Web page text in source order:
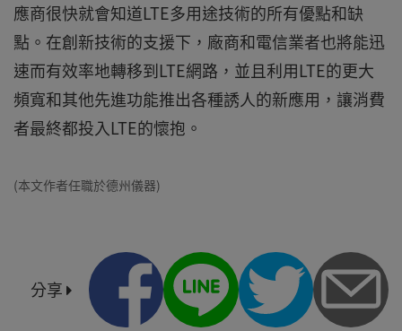
應商很快就會知道LTE多用途技術的所有優點和缺
點。在創新技術的支援下，廠商和電信業者也將能迅
速而有效率地轉移到LTE網路，並且利用LTE的更大
頻寬和其他先進功能推出各種誘人的新應用，讓消費
者最終都投入LTE的懷抱。
(本文作者任職於德州儀器)
分享